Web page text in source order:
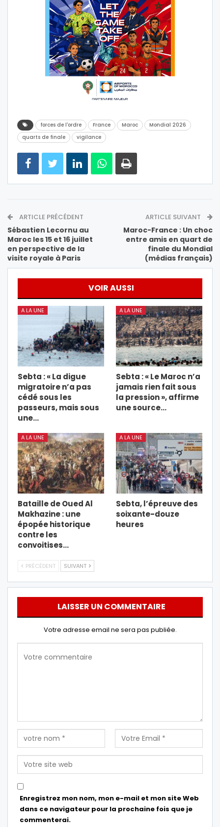
forces de l'ordre France Maroc
Mondial 2026
quarts de finale
vigilance
ARTICLE PRÉCÉDENT
Sébastien Lecornu au
Maroc les 15 et 16 juillet
en perspective de la
visite royale à Paris
ARTICLE SUIVANT
Maroc-France : Un choc
entre amis en quart de
finale du Mondial
(médias français)
VOIR AUSSI
A LA UNE
Sebta : « La digue
migratoire n’a pas
cédé sous les
passeurs, mais sous
une…
A LA UNE
Sebta : « Le Maroc n’a
jamais rien fait sous
la pression », affirme
une source…
A LA UNE
Bataille de Oued Al
Makhazine : une
épopée historique
contre les
convoitises…
A LA UNE
Sebta, l’épreuve des
soixante-douze
heures
PRÉCÉDENT SUIVANT
LAISSER UN COMMENTAIRE
Votre adresse email ne sera pas publiée.
Enregistrez mon nom, mon e-mail et mon site Web
dans ce navigateur pour la prochaine fois que je
commenterai.